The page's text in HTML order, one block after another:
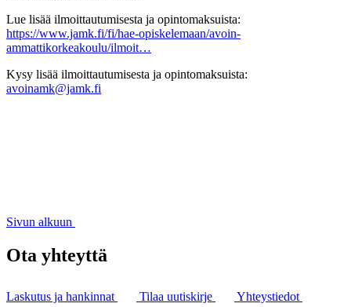
Lue lisää ilmoittautumisesta ja opintomaksuista:
https://www.jamk.fi/fi/hae-opiskelemaan/avoin-
ammattikorkeakoulu/ilmoit…
Kysy lisää ilmoittautumisesta ja opintomaksuista:
avoinamk@jamk.fi
Sivun alkuun
Ota yhteyttä
Laskutus ja hankinnat Tilaa uutiskirje Yhteystiedot